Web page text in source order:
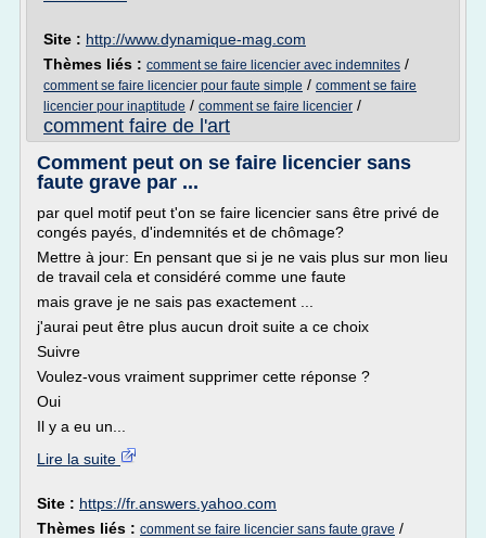
Site : http://www.dynamique-mag.com
Thèmes liés : comment se faire licencier avec indemnites /
comment se faire licencier pour faute simple / comment se faire
licencier pour inaptitude / comment se faire licencier /
comment faire de l'art
Comment peut on se faire licencier sans
faute grave par ...
par quel motif peut t'on se faire licencier sans être privé de
congés payés, d'indemnités et de chômage?
Mettre à jour: En pensant que si je ne vais plus sur mon lieu
de travail cela et considéré comme une faute
mais grave je ne sais pas exactement ...
j'aurai peut être plus aucun droit suite a ce choix
Suivre
Voulez-vous vraiment supprimer cette réponse ?
Oui
Il y a eu un...
Lire la suite
Site : https://fr.answers.yahoo.com
Thèmes liés : comment se faire licencier sans faute grave /